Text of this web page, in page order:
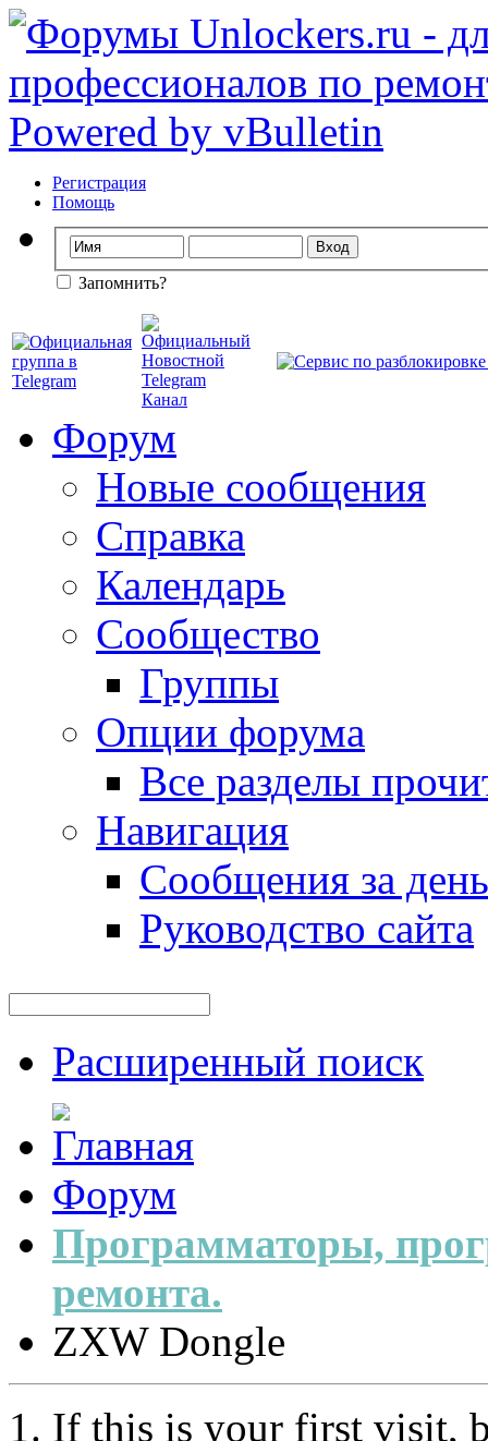
Регистрация
Помощь
Запомнить?
Форум
Новые сообщения
Справка
Календарь
Сообщество
Группы
Опции форума
Все разделы
Навигация
Сообщения за день
Руководство сайта
Расширенный поиск
Форум
Программаторы,
ремонта.
ZXW Dongle
If this is your first visit,